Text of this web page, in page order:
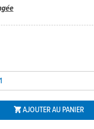
AJOUTER AU PANIER